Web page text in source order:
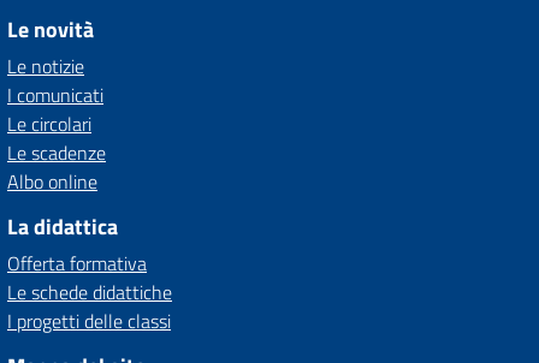
Le novità
Le notizie
I comunicati
Le circolari
Le scadenze
Albo online
La didattica
Offerta formativa
Le schede didattiche
I progetti delle classi